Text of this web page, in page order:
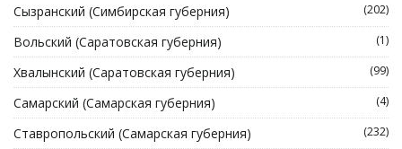
Сызранский (Симбирская губерния) (202)
Вольский (Саратовская губерния) (1)
Хвалынский (Саратовская губерния) (99)
Самарский (Самарская губерния) (4)
Ставропольский (Самарская губерния) (232)